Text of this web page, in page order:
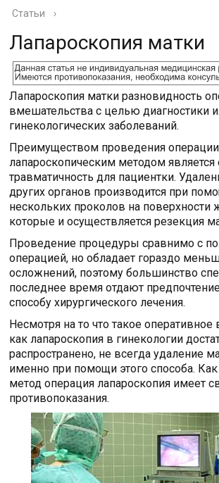
Статьи ›
Лапароскопия матки
Лапароскопия матки разновидность
вмешательства с целью диагностики
гинекологических заболеваний.
Преимуществом проведения операции
лапароскопическим методом является
травматичность для пациентки.
других органов производится при
нескольких проколов на поверхности
которые и осуществляется резекция
Проведение процедуры сравнимо с
операцией, но обладает гораздо
осложнений, поэтому большинство
последнее время отдают
способу хирургического лечения.
Несмотря на то что такое
как лапароскопия в гинекологии
распространено, не всегда удаление
именно при помощи этого способа.
метод операция лапароскопия имеет
противопоказания.